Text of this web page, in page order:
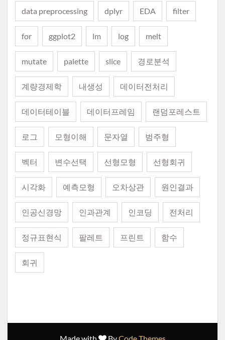
data preprocessing dplyr EDA filter
for ggplot2 lm log melt
mutate palette slice 경로분석
계량경제학 내생성 데이터전처리
데이터테이블 데이터프레임 랜덤포레스트
로그 모형이해 문자열 범주형
벡터 변수선택 선형모형 선형회귀
시각화 예측모형 오차상관 원인결과
인공신경망 인과관계 인코딩 전처리
정규표현식 팔레트 프린트 함수
회귀